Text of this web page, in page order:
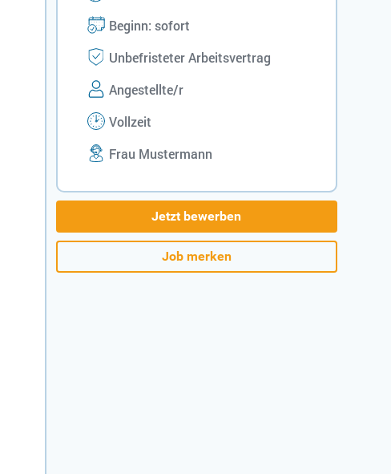
Beginn: sofort
Unbefristeter Arbeitsvertrag
Angestellte/r
Vollzeit
Frau Mustermann
Jetzt bewerben
Job merken